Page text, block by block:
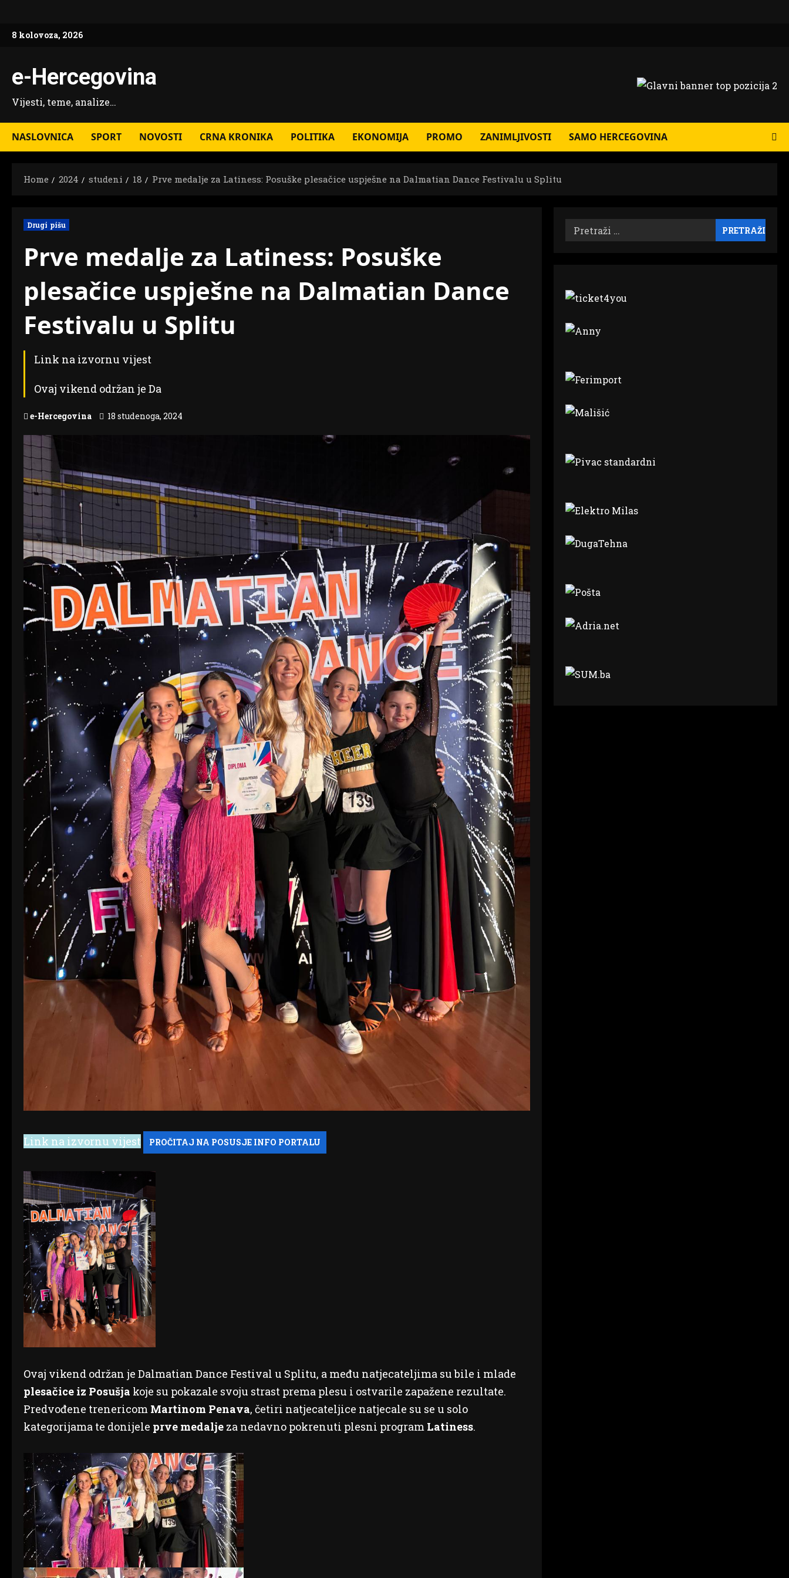
content
8 kolovoza, 2026
e-Hercegovina
Vijesti, teme, analize…
NASLOVNICA SPORT NOVOSTI CRNA KRONIKA POLITIKA EKONOMIJA PROMO ZANIMLJIVOSTI SAMO HERCEGOVINA
Home 2024 studeni 18 Prve medalje za Latiness: Posuške plesačice uspješne na Dalmatian Dance Festivalu u Splitu
Drugi pišu
Prve medalje za Latiness: Posuške
plesačice uspješne na Dalmatian Dance
Festivalu u Splitu
Link na izvornu vijest
Ovaj vikend održan je Da
e-Hercegovina 18 studenoga, 2024
Link na izvornu vijest
Ovaj vikend održan je Dalmatian Dance Festival u Splitu, a među natjecateljima su bile i mlade
plesačice iz Posušja koje su pokazale svoju strast prema plesu i ostvarile zapažene rezultate.
Predvođene trenericom Martinom Penava, četiri natjecateljice natjecale su se u solo
kategorijama te donijele prve medalje za nedavno pokrenuti plesni program Latiness.
Pretraži: